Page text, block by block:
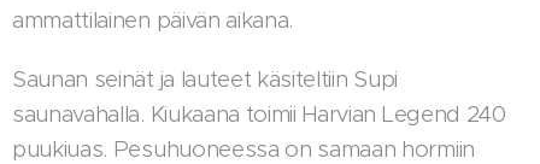
ammattilainen päivän aikana.
Saunan seinät ja lauteet käsiteltiin Supi
saunavahalla. Kiukaana toimii Harvian Legend 240
puukiuas. Pesuhuoneessa on samaan hormiin